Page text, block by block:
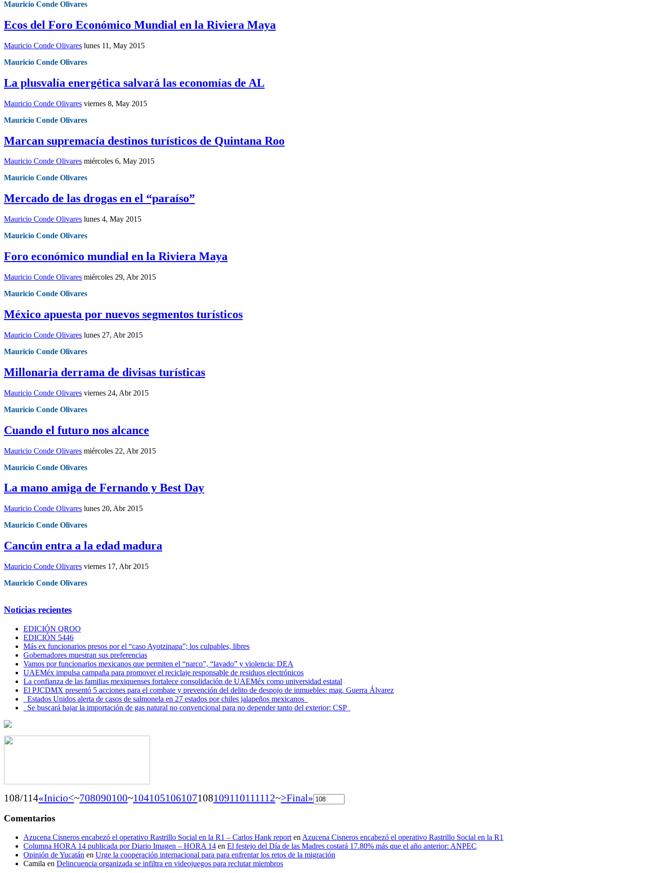
Mauricio Conde Olivares
Ecos del Foro Económico Mundial en la Riviera Maya
Mauricio Conde Olivares lunes 11, May 2015
Mauricio Conde Olivares
La plusvalía energética salvará las economías de AL
Mauricio Conde Olivares viernes 8, May 2015
Mauricio Conde Olivares
Marcan supremacía destinos turísticos de Quintana Roo
Mauricio Conde Olivares miércoles 6, May 2015
Mauricio Conde Olivares
Mercado de las drogas en el “paraíso”
Mauricio Conde Olivares lunes 4, May 2015
Mauricio Conde Olivares
Foro económico mundial en la Riviera Maya
Mauricio Conde Olivares miércoles 29, Abr 2015
Mauricio Conde Olivares
México apuesta por nuevos segmentos turísticos
Mauricio Conde Olivares lunes 27, Abr 2015
Mauricio Conde Olivares
Millonaria derrama de divisas turísticas
Mauricio Conde Olivares viernes 24, Abr 2015
Mauricio Conde Olivares
Cuando el futuro nos alcance
Mauricio Conde Olivares miércoles 22, Abr 2015
Mauricio Conde Olivares
La mano amiga de Fernando y Best Day
Mauricio Conde Olivares lunes 20, Abr 2015
Mauricio Conde Olivares
Cancún entra a la edad madura
Mauricio Conde Olivares viernes 17, Abr 2015
Mauricio Conde Olivares
Noticias recientes
EDICIÓN QROO
EDICIÓN 5446
Más ex funcionarios presos por el “caso Ayotzinapa”; los culpables, libres
Gobernadores muestran sus preferencias
Vamos por funcionarios mexicanos que permiten el “narco”, “lavado” y violencia: DEA
UAEMéx impulsa campaña para promover el reciclaje responsable de residuos electrónicos
La confianza de las familias mexiquenses fortalece consolidación de UAEMéx como universidad estatal
El PJCDMX presentó 5 acciones para el combate y prevención del delito de despojo de inmuebles: mag. Guerra Álvarez
Estados Unidos alerta de casos de salmonela en 27 estados por chiles jalapeños mexicanos
Se buscará bajar la importación de gas natural no convencional para no depender tanto del exterior: CSP
108/114«Inicio<~708090100~104105106107108109110111 112~>Final»
Comentarios
Azucena Cisneros encabezó el operativo Rastrillo Social en la R1 – Carlos Hank report en Azucena Cisneros encabezó el operativo Rastrillo Social en la R1
Columna HORA 14 publicada por Diario Imagen – HORA 14 en El festejo del Día de las Madres costará 17.80% más que el año anterior: ANPEC
Opinión de Yucatán en Urge la cooperación internacional para para enfrentar los retos de la migración
Camila en Delincuencia organizada se infiltra en videojuegos para reclutar miembros